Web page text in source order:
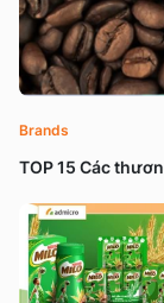
TOP 15 Các
Brands